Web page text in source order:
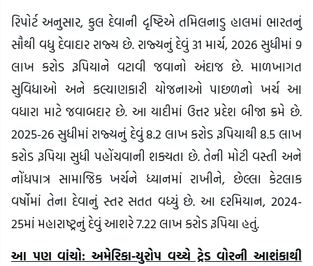
રિપોર્ટ અનુસાર, કુલ દેવાની દૃષ્ટિએ તમિલનાડુ હાલમાં ભારતનું
સૌથી વધુ દેવાદાર રાજ્ય છે. રાજ્યનું દેવું 31 માર્ચ, 2026 સુધીમાં 9
લાખ કરોડ રૂપિયાને વટાવી જવાનો અંદાજ છે. માળખાગત
સુવિધાઓ અને કલ્યાણકારી યોજનાઓ પાછળનો ખર્ચ આ
વધારા માટે જવાબદાર છે. આ યાદીમાં ઉત્તર પ્રદેશ બીજા ક્રમે છે.
2025-26 સુધીમાં રાજ્યનું દેવું 8.2 લાખ કરોડ રૂપિયાથી 8.5 લાખ
કરોડ રૂપિયા સુધી પહોંચવાની શક્યતા છે. તેની મોટી વસ્તી અને
નોંધપાત્ર સામાજિક ખર્ચને ધ્યાનમાં રાખીને, છેલ્લા કેટલાક
વર્ષોમાં તેના દેવાનું સ્તર સતત વધ્યું છે. આ દરમિયાન, 2024-
25માં મહારાષ્ટ્રનું દેવું આશરે 7.22 લાખ કરોડ રૂપિયા હતું.
આ પણ વાંચો: અમેરિકા-યુરોપ વચ્ચે ટ્રેડ વોરની આશંકાથી